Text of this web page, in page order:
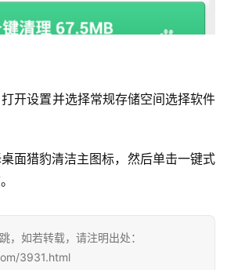
开设置并选择常规存储空间选择软件
面猎豹清洁主图标，然后单击一键式
，如若转载，请注明出处：
3931.html